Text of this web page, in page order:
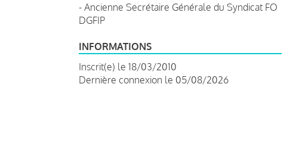
- Ancienne Secrétaire Générale du Syndicat FO
DGFIP
INFORMATIONS
Inscrit(e) le 18/03/2010
Dernière connexion le 05/08/2026